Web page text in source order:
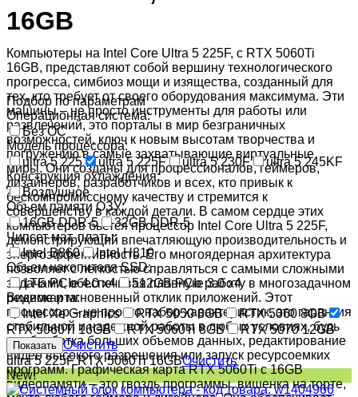
16GB
Компьютеры на Intel Core Ultra 5 225F, c RTX 5060Ti
16GB, представляют собой вершину технологического
прогресса, симбиоз мощи и изящества, созданный для
тех, кто требует от своего оборудования максимума. Эти
машины – не просто инструменты для работы или
развлечений, это порталы в мир безграничных
возможностей, ключ к новым высотам творчества и
погружению в самые захватывающие виртуальные
миры. Они созданы для профессионалов, геймеров,
дизайнеров, разработчиков и всех, кто привык к
бескомпромиссному качеству и стремится к
совершенству в каждой детали. В самом сердце этих
компьютеров бьется процессор Intel Core Ultra 5 225F,
демонстрирующий впечатляющую производительность и
энергоэффективность. Его многоядерная архитектура
позволяет с легкостью справляться с самыми сложными
задачами, обеспечивая плавную работу в многозадачном
режиме и мгновенный отклик приложений. Этот
процессор – не просто набор характеристик, это гарантия
стабильной и надежной работы в любых условиях, будь
то обработка больших объемов данных, редактирование
видео высокого разрешения или запуск ресурсоемких
программ. Графическая карта RTX 5060Ti с 16GB
видеопамяти – это гвоздь программы, вишенка на торте,
Подбор по параметрам
Операционная система:
Без ОС
Модель процессора:
ultra 5 225
ultra 5 225F ultra 5 230F
ultra 5 245KF
Конструкция охлаждения:
Воздушное
Объем памяти ОЗУ:
16GB DDR-5
32GB DDR-5
Чипсет мат. платы:
Intel B860
Intel H810
Объем накопителя SSD:
1ТБ PCIe 4.0 x4
512GB PCIe 3.0 x4
Видеокарта:
Intel Xe Graphics
RTX 5050 8GB
RTX 5060 8GB
RTX 5060Ti 16GB
RTX 5060Ti 8GB
RTX 5070 12GB
Очистить
ultra 5 225FRTX 5060Ti 16GBОчистить
New!